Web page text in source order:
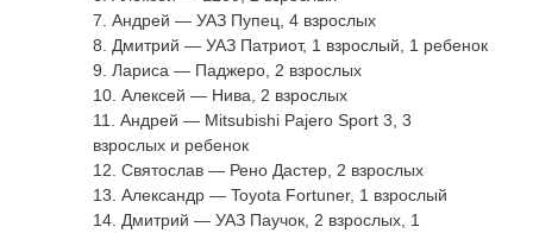
7. Андрей — УАЗ Пупец, 4 взрослых
8. Дмитрий — УАЗ Патриот, 1 взрослый, 1 ребенок
9. Лариса — Паджеро, 2 взрослых
10. Алексей — Нива, 2 взрослых
11. Андрей — Mitsubishi Pajero Sport 3, 3
взрослых и ребенок
12. Святослав — Рено Дастер, 2 взрослых
13. Александр — Toyota Fortuner, 1 взрослый
14. Дмитрий — УАЗ Паучок, 2 взрослых, 1